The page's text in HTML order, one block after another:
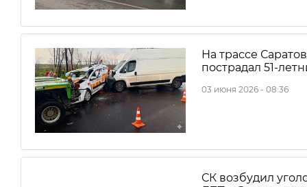
На трассе
пострадал 51-
03 июня 2026 - 08:36
СК возбудил